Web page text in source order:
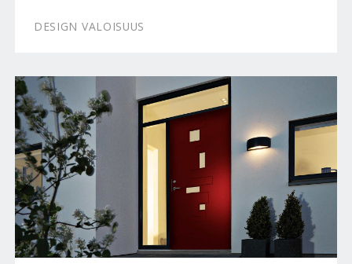
DESIGN VALOISUUS